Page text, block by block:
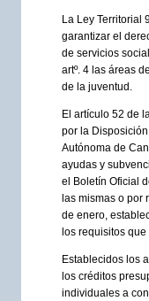
La Ley Territorial
garantizar el
de servicios
artº. 4 las áreas
de la juventud.
El artículo 52 de
por la
Autónoma de
ayudas y
el Boletín Oficial
las mismas o
de enero,
los requisitos
Establecidos los
los créditos
individuales a